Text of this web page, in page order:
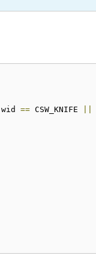
wid == CSW_KNIFE